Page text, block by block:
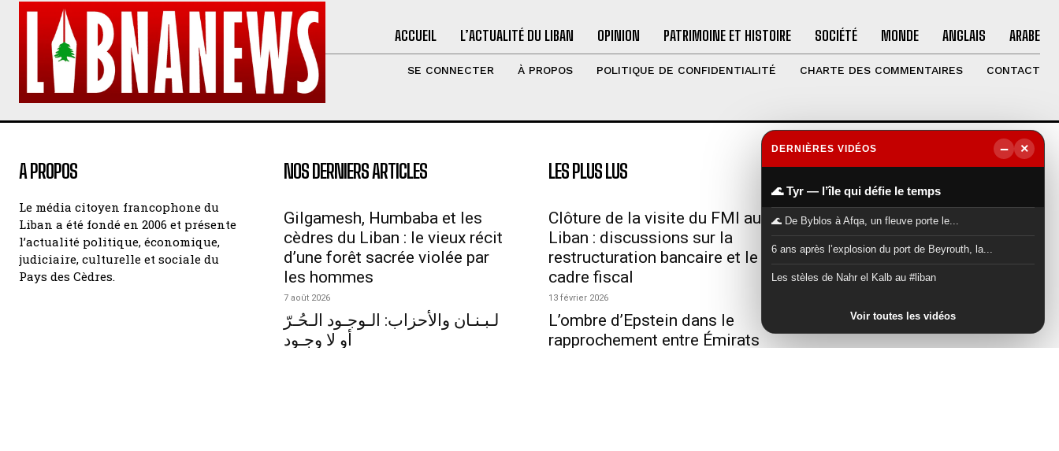
ACCUEIL L’ACTUALITÉ DU LIBAN OPINION PATRIMOINE ET HISTOIRE SOCIÉTÉ MONDE ANGLAIS ARABE
SE CONNECTER À PROPOS POLITIQUE DE CONFIDENTIALITÉ CHARTE DES COMMENTAIRES CONTACT
A PROPOS
Le média citoyen francophone du
Liban a été fondé en 2006 et présente
l’actualité politique, économique,
judiciaire, culturelle et sociale du
Pays des Cèdres.
NOS DERNIERS ARTICLES
Gilgamesh, Humbaba et les
cèdres du Liban : le vieux récit
d’une forêt sacrée violée par
les hommes
7 août 2026
لـبـنـان والأحزاب: الـوجـود الـحُـرّ
أو لا وجـود
LES PLUS LUS
Clôture de la visite du FMI au
Liban : discussions sur la
restructuration bancaire et le
cadre fiscal
13 février 2026
L’ombre d’Epstein dans le
rapprochement entre Émirats
NOUS SUIVRE
DERNIÈRES VIDÉOS − ×
🌊 Tyr — l’île qui défie le temps
🌊 De Byblos à Afqa, un fleuve porte le...
6 ans après l’explosion du port de Beyrouth, la...
Les stèles de Nahr el Kalb au #liban
Voir toutes les vidéos